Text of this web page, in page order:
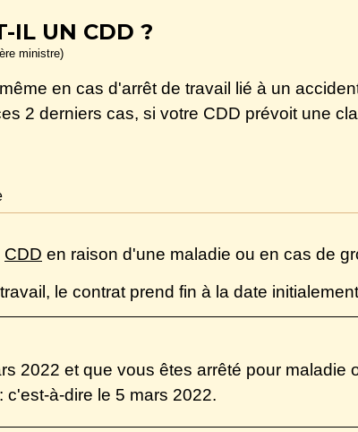
IL UN CDD ?
ministre)
même en cas d'arrêt de travail lié à un
2 derniers cas, si votre CDD prévoit une
CDD en raison d'une maladie ou en cas de
le contrat prend fin à la date
2022 et que vous êtes arrêté pour maladie
à-dire le 5 mars 2022.